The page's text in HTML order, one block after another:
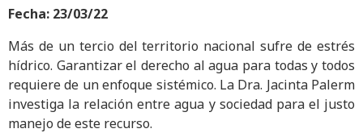
Fecha: 23/03/22
Más de un tercio del territorio nacional sufre de estrés
hídrico. Garantizar el derecho al agua para todas y todos
requiere de un enfoque sistémico. La Dra. Jacinta Palerm
investiga la relación entre agua y sociedad para el justo
manejo de este recurso.